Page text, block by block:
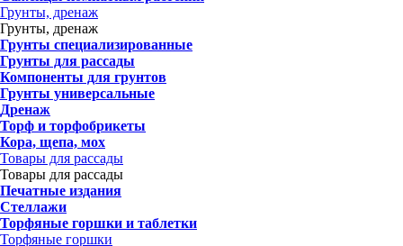
Грунты, дренаж
Грунты, дренаж
Грунты специализированные
Грунты для рассады
Компоненты для грунтов
Грунты универсальные
Дренаж
Торф и торфобрикеты
Кора, щепа, мох
Товары для рассады
Товары для рассады
Печатные издания
Стеллажи
Торфяные горшки и таблетки
Торфяные горшки